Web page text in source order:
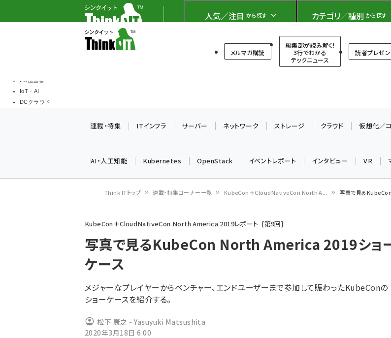
イ
EC担当者
IoT・AI
DCクラウド
メルマガ購読
編集部が読み解く!
3行でわかる
テックニュース
読者プレゼン
Think IT（シンクイット）
人気／注目 から探す カテゴリ／種別 から探す
連載・特集 ITインフラ サーバー ネットワーク ストレージ クラウド 仮想化／
AI・人工知能 Kubernetes OpenStack イベントレポート インタビュー VR
ン
く
ず
Think ITトップ 連載・特集コーナー一覧 KubeCon＋CloudNativeCon North A... 写真で見る
KubeCon＋CloudNativeCon North America 2019レポート 第9回
写真で見るKubeCon North America 2019ショ
ケース
メジャーなプレイヤーからベンチャー、エンドユーザーまで参加して賑わったKubeConの
ショーケースを紹介する。
松下 康之 - Yasuyuki Matsushita
2020年3月18日 6:00